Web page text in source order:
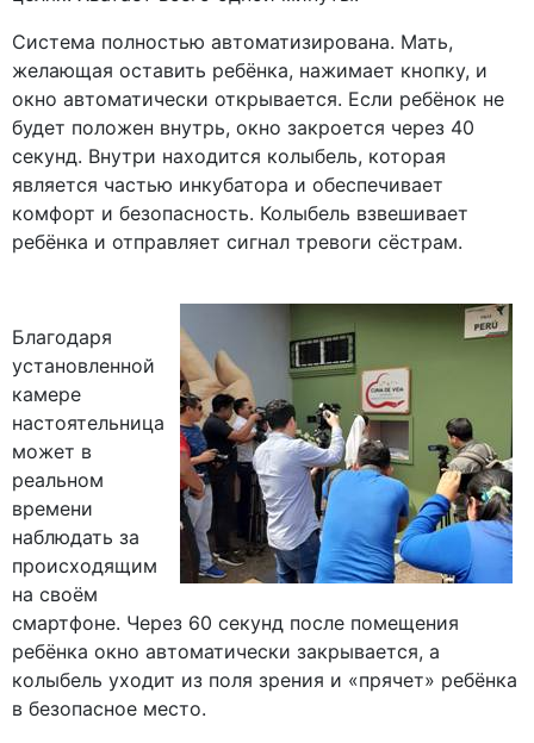
Система полностью автоматизирована. Мать,
желающая оставить ребёнка, нажимает кнопку, и
окно автоматически открывается. Если ребёнок не
будет положен внутрь, окно закроется через 40
секунд. Внутри находится колыбель, которая
является частью инкубатора и обеспечивает
комфорт и безопасность. Колыбель взвешивает
ребёнка и отправляет сигнал тревоги сёстрам.
Благодаря
установленной
камере
настоятельница
может в
реальном
времени
наблюдать за
происходящим
на своём
смартфоне. Через 60 секунд после помещения
ребёнка окно автоматически закрывается, а
колыбель уходит из поля зрения и «прячет» ребёнка
в безопасное место.